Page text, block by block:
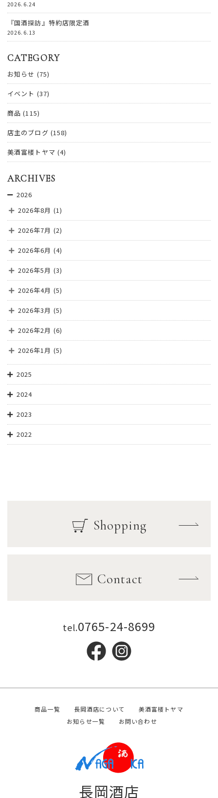
2026.6.24
『国酒探訪』特約店限定酒
2026.6.13
CATEGORY
お知らせ (75)
イベント (37)
商品 (115)
店主のブログ (158)
美酒富楼トヤマ (4)
ARCHIVES
2026
2026年8月 (1)
2026年7月 (2)
2026年6月 (4)
2026年5月 (3)
2026年4月 (5)
2026年3月 (5)
2026年2月 (6)
2026年1月 (5)
2025
2024
2023
2022
Shopping
Contact
tel.0765-24-8699
商品一覧 長岡酒店について
美酒富楼トヤマ
お知らせ一覧
お問い合わせ
長岡酒店